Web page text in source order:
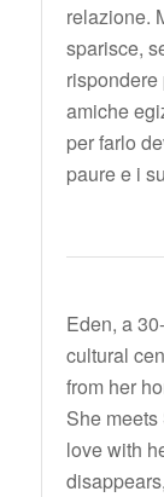
relazione.
sparisce,
rispondere
amiche
per farlo
paure e i
Eden, a
cultural
from her
She
love with